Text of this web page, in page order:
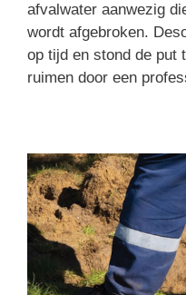
afvalwater aanwezig
wordt afgebroken.
op tijd en stond de put
ruimen door een